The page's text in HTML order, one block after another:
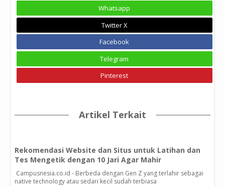
Whatsapp
Twitter X
Facebook
Telegram
Pinterest
Artikel Terkait
Rekomendasi Website dan Situs untuk Latihan dan
Tes Mengetik dengan 10 Jari Agar Mahir
Campusnesia.co.id - Berbeda dengan Gen Z yang terlahir sebagai
native technology atau sedari kecil sudah terbiasa